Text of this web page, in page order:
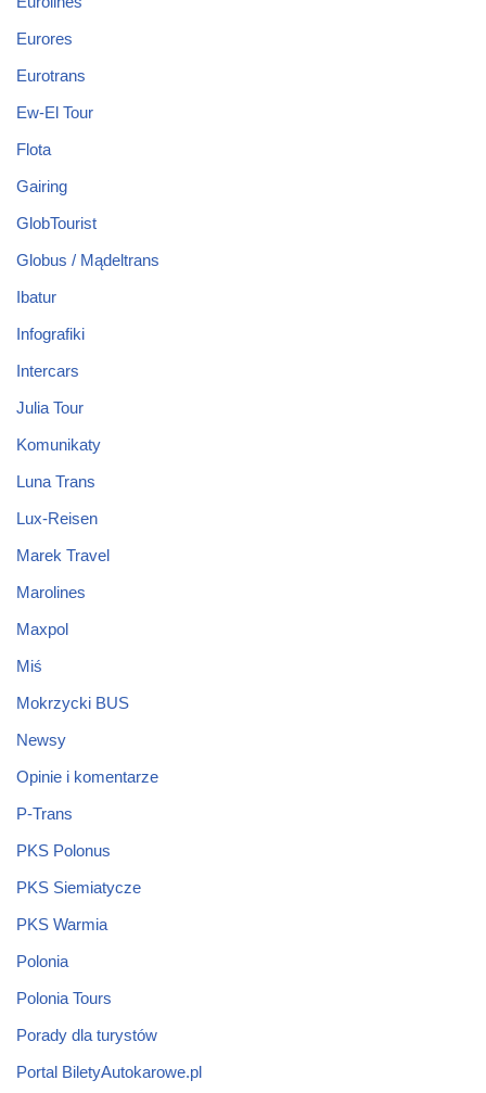
Eurores
Eurotrans
Ew-El Tour
Flota
Gairing
GlobTourist
Globus / Mądeltrans
Ibatur
Infografiki
Intercars
Julia Tour
Komunikaty
Luna Trans
Lux-Reisen
Marek Travel
Marolines
Maxpol
Miś
Mokrzycki BUS
Newsy
Opinie i komentarze
P-Trans
PKS Polonus
PKS Siemiatycze
PKS Warmia
Polonia
Polonia Tours
Porady dla turystów
Portal BiletyAutokarowe.pl